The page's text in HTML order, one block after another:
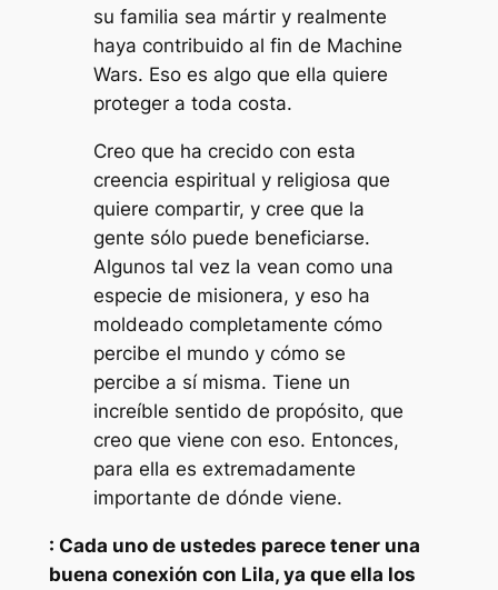
su familia sea mártir y realmente
haya contribuido al fin de Machine
Wars. Eso es algo que ella quiere
proteger a toda costa.
Creo que ha crecido con esta
creencia espiritual y religiosa que
quiere compartir, y cree que la
gente sólo puede beneficiarse.
Algunos tal vez la vean como una
especie de misionera, y eso ha
moldeado completamente cómo
percibe el mundo y cómo se
percibe a sí misma. Tiene un
increíble sentido de propósito, que
creo que viene con eso. Entonces,
para ella es extremadamente
importante de dónde viene.
: Cada uno de ustedes parece tener una
buena conexión con Lila, ya que ella los